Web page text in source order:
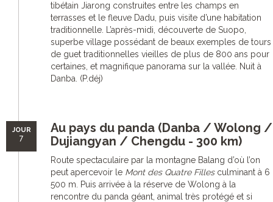
tibétain Jiarong construites entre les champs en
terrasses et le fleuve Dadu, puis visite d’une habitation
traditionnelle. L’après-midi, découverte de Suopo,
superbe village possédant de beaux exemples de tours
de guet traditionnelles vieilles de plus de 800 ans pour
certaines, et magnifique panorama sur la vallée. Nuit à
Danba. (P.déj)
JOUR
7
Au pays du panda (Danba / Wolong /
Dujiangyan / Chengdu - 300 km)
Route spectaculaire par la montagne Balang d’où l’on
peut apercevoir le Mont des Quatre Fillesculminant à 6
500 m. Puis arrivée à la réserve de Wolong à la
rencontre du panda géant, animal très protégé et si